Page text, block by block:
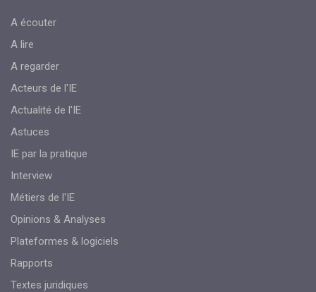
A écouter
A lire
A regarder
Acteurs de l'IE
Actualité de l'IE
Astuces
IE par la pratique
Interview
Métiers de l'IE
Opinions & Analyses
Plateformes & logiciels
Rapports
Textes juridiques